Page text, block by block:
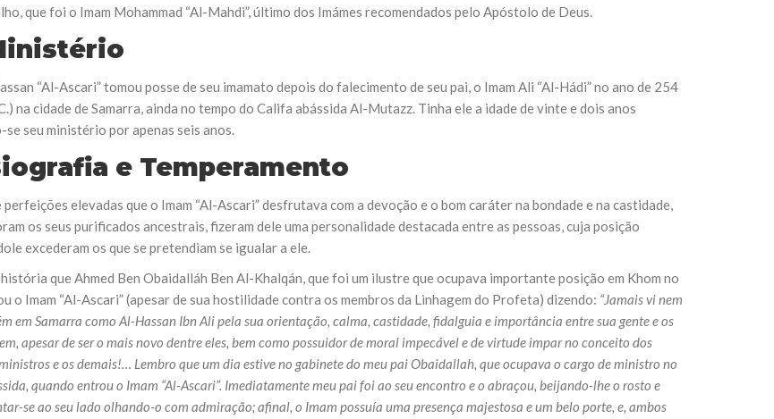
que foi o Imam Mohammad “Al-Mahdi”, último dos Imámes recomendados pelo Apóstolo de Deus.
“Al-Ascari” tomou posse de seu imamato depois do falecimento de seu pai, o Imam Ali “Al-Hádi” no ano de 254
na cidade de Samarra, ainda no tempo do Califa abássida Al-Mutazz. Tinha ele a idade de vinte e dois anos
seu ministério por apenas seis anos.
e Temperamento
elevadas que o Imam “Al-Ascari” desfrutava com a devoção e o bom caráter na bondade e na castidade,
os seus purificados ancestrais, fizeram dele uma personalidade destacada entre as pessoas, cuja posição
excederam os que se pretendiam se igualar a ele.
que Ahmed Ben Obaidalláh Ben Al-Khalqán, que foi um ilustre que ocupava importante posição em Khom no
o Imam “Al-Ascari” (apesar de sua hostilidade contra os membros da Linhagem do Profeta) dizendo: “Jamais vi nem
em Samarra como Al-Hassan Ibn Ali pela sua orientação, calma, castidade, fidalguia e importância entre sua gente e os
apesar de ser o mais novo dentre eles, bem como possuidor de moral impecável e de virtude impar no conceito dos
e os demais!… Lembro que um dia estive no gabinete do meu pai Obaidallah, que ocupava o cargo de ministro no
quando entrou o Imam “Al-Ascari”. Imediatamente meu pai foi ao seu encontro e o abraçou, beijando-lhe o rosto e
se ao seu lado olhando-o com admiração; afinal, o Imam possuía uma presença majestosa e um belo porte, e, ambos